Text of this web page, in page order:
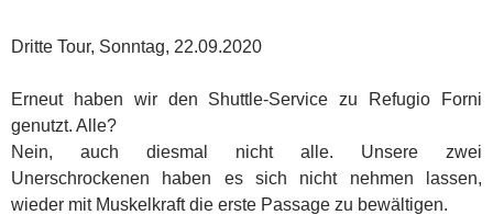
Dritte Tour, Sonntag, 22.09.2020
Erneut haben wir den Shuttle-Service zu Refugio Forni
genutzt. Alle?
Nein, auch diesmal nicht alle. Unsere zwei
Unerschrockenen haben es sich nicht nehmen lassen,
wieder mit Muskelkraft die erste Passage zu bewältigen.